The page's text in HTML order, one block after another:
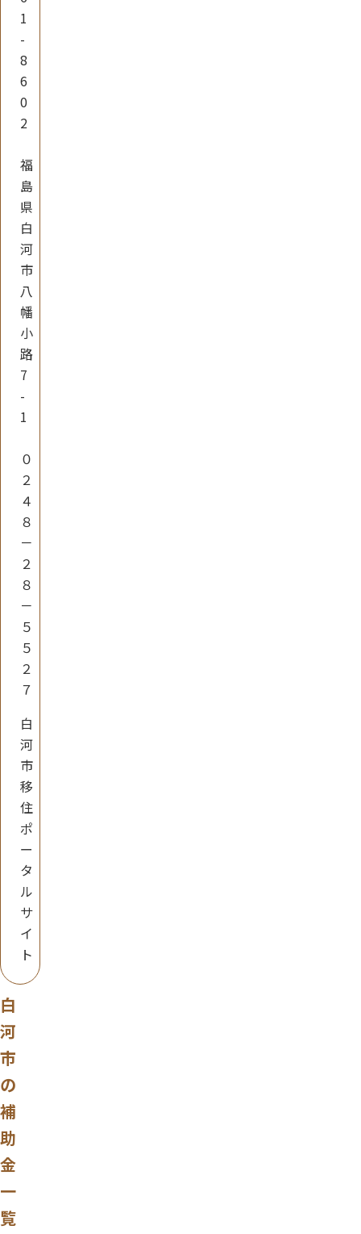
1
-
8
6
0
2
福
島
県
白
河
市
八
幡
小
路
7
-
1
０
２
４
８
－
２
８
－
５
５
２
７
白
河
市
移
住
ポ
ー
タ
ル
サ
イ
ト
白
河
市
の
補
助
金
一
覧